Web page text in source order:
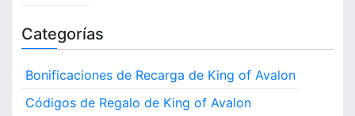
Categorías
Bonificaciones de Recarga de King of Avalon
Códigos de Regalo de King of Avalon